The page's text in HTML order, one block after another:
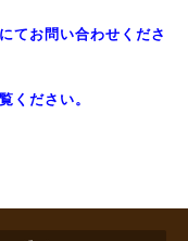
てお問い合わせくださ
ください。